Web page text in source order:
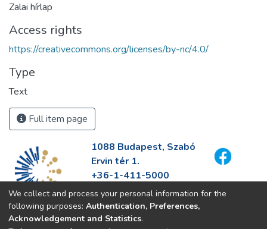
Zalai hírlap
Access rights
https://creativecommons.org/licenses/by-nc/4.0/
Type
Text
Full item page
1088 Budapest, Szabó
Ervin tér 1.
+36-1-411-5000
info@fszek.hu
https://fszek.hu
We collect and process your personal information for the
following purposes: Authentication, Preferences,
Acknowledgement and Statistics.